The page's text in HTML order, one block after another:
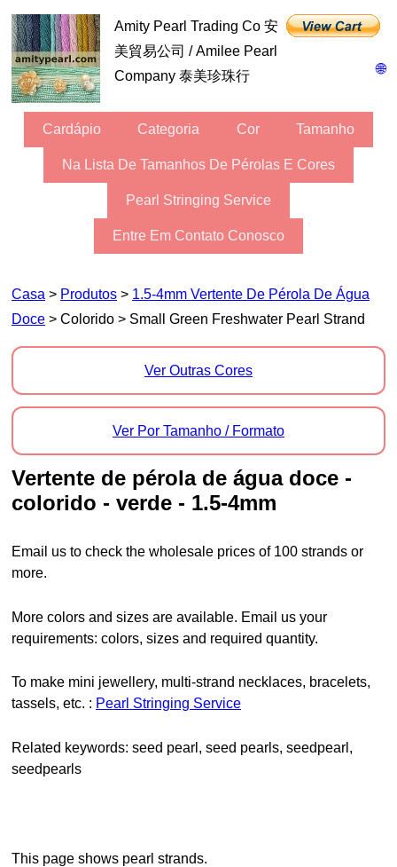
🌐
Amity Pearl Trading Co 安
美貿易公司 / Amilee Pearl
Company 泰美珍珠行
Cardápio Categoria Cor Tamanho
Na Lista De Tamanhos De Pérolas E Cores
Pearl Stringing Service
Entre Em Contato Conosco
Casa > Produtos > 1.5-4mm Vertente De Pérola De Água
Doce > Colorido > Small Green Freshwater Pearl Strand
Ver Outras Cores
Ver Por Tamanho / Formato
vertente de pérola de água doce -
colorido - verde - 1.5-4mm
Email us to check the wholesale prices of 100 strands or
more.
More colors and sizes are available. Email us your
requirements: colors, sizes and required quantity.
To make mini jewellery, multi-strand necklaces, bracelets,
tassels, etc. : Pearl Stringing Service
Related keywords: seed pearl, seed pearls, seedpearl,
seedpearls
This page shows pearl strands.